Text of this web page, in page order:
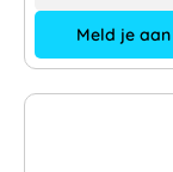
Meld je